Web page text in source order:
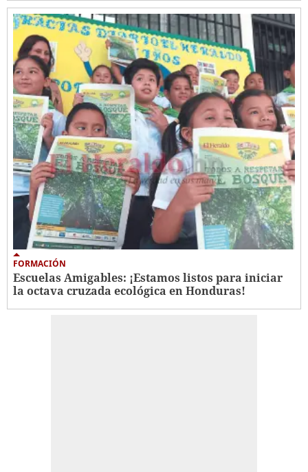
FORMACIÓN
Escuelas Amigables: ¡Estamos listos para iniciar
la octava cruzada ecológica en Honduras!